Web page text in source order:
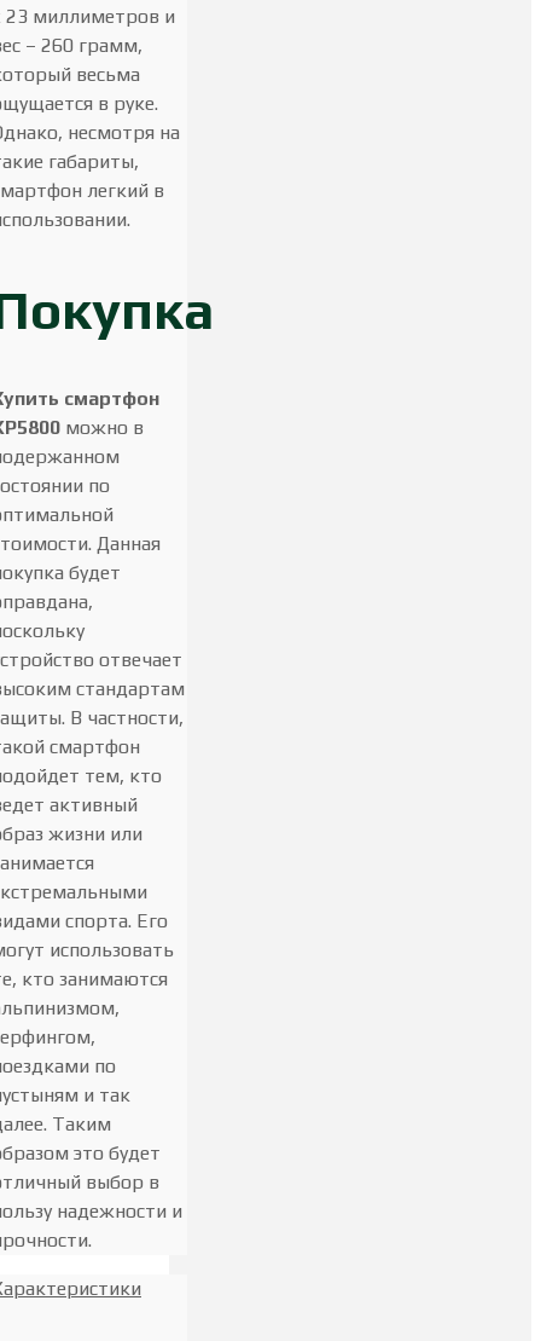
23 миллиметров и
– 260 грамм,
весьма
в руке.
несмотря на
габариты,
легкий в
смартфон
можно в
по
Данная
будет
отвечает
стандартам
В частности,
смартфон
тем, кто
активный
жизни или
спорта. Его
использовать
кто занимаются
по
и так
Таким
это будет
выбор в
надежности и